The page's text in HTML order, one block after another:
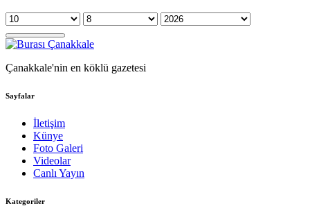
Çanakkale'nin en köklü gazetesi
Sayfalar
İletişim
Künye
Foto Galeri
Videolar
Canlı Yayın
Kategoriler